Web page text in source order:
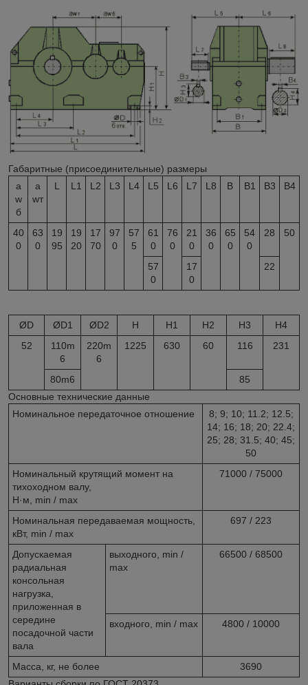
Габаритные (присоединительные) размеры
a
w
б
a
wт
L L1 L2 L3 L4 L5 L6 L7 L8 B B1 B3 B4
40
0
63
0
19
95
19
20
17
70
97
0
57
5
61
0
76
0
21
0
36
0
65
0
54
0
28 50
57
0
17
0
22
ØD ØD1 ØD2 H H1 H2 H3 H4
52
110m
6
220m
6
1225 630 60 116 231
80m6
85
Основные технические данные
Номинальное передаточное отношение
8; 9; 10; 11.2; 12.5;
14; 16; 18; 20; 22.4;
25; 28; 31.5; 40; 45;
50
Номинальный крутящий момент на
тихоходном валу,
Н·м, min / max
71000 / 75000
Номинальная передаваемая мощность,
кВт, min / max
697 / 223
Допускаемая
радиальная
консольная
нагрузка,
приложенная в
середине
посадочной части
вала
выходного, min /
max
66500 / 68500
входного, min / max 4800 / 10000
Масса, кг, не более
3690